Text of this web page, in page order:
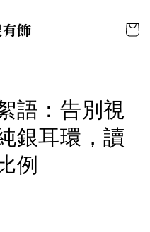
語：告別視
銀耳環，讀
例